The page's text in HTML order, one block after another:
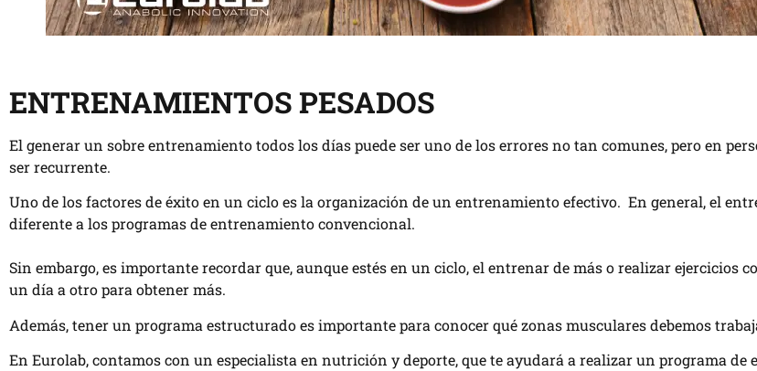
ENTRENAMIENTOS PESADOS
El generar un sobre entrenamiento todos los días puede ser uno de los errores no tan comunes, pero en
ser recurrente.
Uno de los factores de éxito en un ciclo es la organización de un entrenamiento efectivo. En general, el
diferente a los programas de entrenamiento convencional.
Sin embargo, es importante recordar que, aunque estés en un ciclo, el entrenar de más o realizar ejercicios
un día a otro para obtener más.
Además, tener un programa estructurado es importante para conocer qué zonas musculares debemos
En Eurolab, contamos con un especialista en nutrición y deporte, que te ayudará a realizar un programa